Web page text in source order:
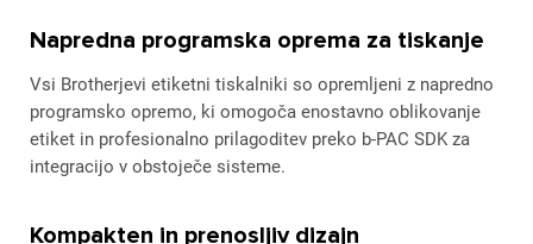
Napredna programska oprema za tiskanje
Vsi Brotherjevi etiketni tiskalniki so opremljeni z napredno
programsko opremo, ki omogoča enostavno oblikovanje
etiket in profesionalno prilagoditev preko b-PAC SDK za
integracijo v obstoječe sisteme.
Kompakten in prenosljiv dizajn